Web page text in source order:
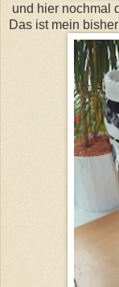
und hier nochmal
Das ist mein